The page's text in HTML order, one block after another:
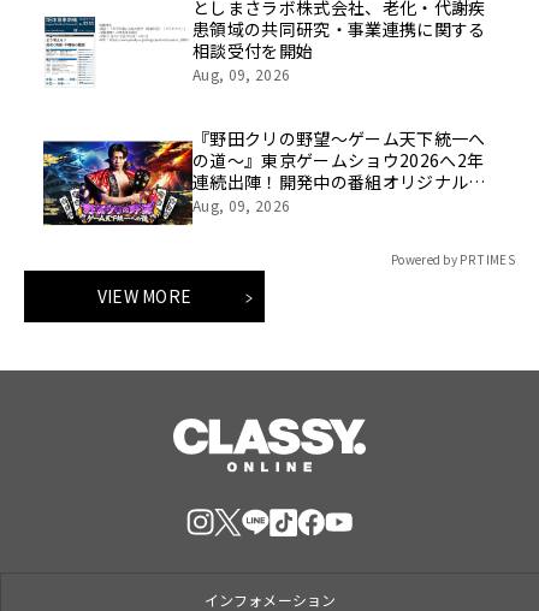
としまさラボ株式会社、老化・代謝疾
患領域の共同研究・事業連携に関する
相談受付を開始
Aug, 09, 2026
『野田クリの野望～ゲーム天下統一へ
の道～』東京ゲームショウ2026へ2年
連続出陣！開発中の番組オリジナルゲ
ームを世界最速体験！失敗したら即
Aug, 09, 2026
Powered by PR TIMES
VIEW MORE
インフォメーション